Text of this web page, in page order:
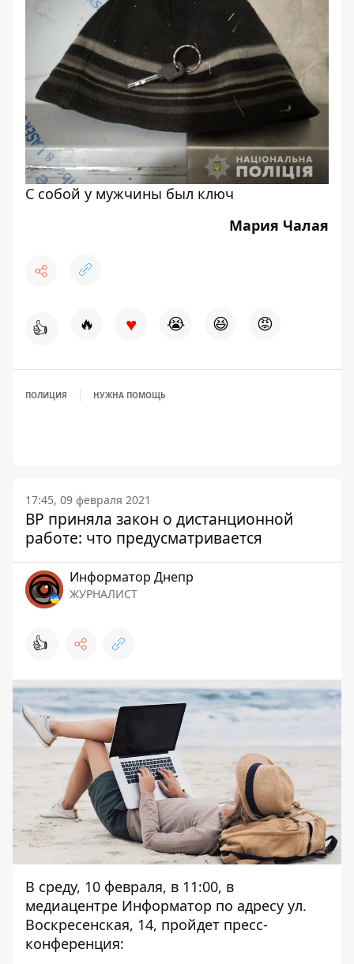
С собой у мужчины был ключ
Мария Чалая
👍 🔥 ♥ 😭 😆 😡
ПОЛИЦИЯ НУЖНА ПОМОЩЬ
17:45, 09 февраля 2021
ВР приняла закон о дистанционной
работе: что предусматривается
Информатор Днепр
ЖУРНАЛИСТ
👍
В среду, 10 февраля, в 11:00, в
медиацентре Информатор по адресу ул.
Воскресенская, 14, пройдет пресс-
конференция: